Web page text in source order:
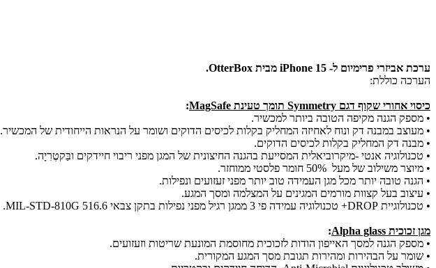
ערכת אביזרי פרימיום ל- iPhone 15 מבית OtterBox.
הערכה כוללת:
כיסוי אחורי שקוף דגם Symmetry תומך טעינת MagSafe
:
• מספק הגנה מקיפה הטובה ביותר למכשיר.
• מעוצב במבנה דק ונוח לאחיזה המחליק בקלות לכיסים הדוקים ושומר על הנראות הייחודית של המכשיר.
• מבנה דק המחליק בקלות לכיסים הדוקים.
• טכנולוגיה אנטי -מיקרוביאלית המסייעת בהגנה החיצונית של המגן מפני ריבוי חיידקים ובַּקטֶרִיָה.
• מיוצר משילוב של מעל 50% חומר פלסטי ממוחזר.
• הגנה טובה יותר מכל מגן העמידה טוב יותר מפני זעזועים ונפילות.
• עיצוב בעל קצוות מורמים המגינים על המצלמה ומסך המגע.
• טכנולוגיית DROP+ טכנולוגיה עמידה פי 3 ממגן רגיל מפני נפילות בתקן צבאי MIL-STD-810G 516.6.
מגן זכוכית Alpha glass
:
• מספק הגנה למסך האייפון הודות לזכוכית מחוסמת המונעת שריטות וזעזועים.
• שומר על הבהירות ומהירות תגובת מסך המגע המקורית.